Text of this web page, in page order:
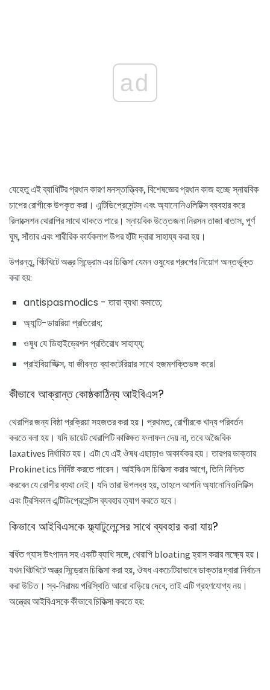
ad
যেহেতু এই ব্যাধিটির প্রধান কারণ মনস্তাত্ত্বিক, বিশেষজ্ঞের প্রধান কাজ হচ্ছে স্নায়বিক
চাপের রোগীকে উপকৃত করা। এন্টিডিপ্রেসেন্টস এবং অ্যানোনিওলিটিক্স ব্যবহার করে
রিলাক্সেশন থেরাপির সাথে থাকতে পারে। স্নায়বিক উত্তেজনা নিরসন তাজা বাতাস, পূর্ণ
ঘুম, সাঁতার এবং শারীরিক কার্যকলাপ উপর হাঁটা দ্বারা সাহায্য করা হয়।
উপরন্তু, খিটখিটে অন্ত্র সিন্ড্রোম এর চিকিত্সা যেমন ওষুধের গ্রুপের নিয়োগ অন্তর্ভুক্ত
করা হয়:
antispasmodics - তারা ব্যথা কমাতে;
অ্যান্টি-ডায়রিয়া প্রতিরোধ;
ওষুধ যে ডিহাইড্রেশন প্রতিরোধ সাহায্য;
প্রাইবিয়ায়্টিক্স, যা জীবন্ত ব্যাকটেরিয়ার সাথে হজমশক্তিভঙ্গ করে।
কীভাবে আক্রান্ত কোষ্ঠকাঠিন্য আইবিএস?
থেরাপির জন্য বিষ্ঠা প্রক্রিয়া সহজতর করা হয়। প্রথমত, রোগীরকে খাদ্য পরিবর্তন
করতে বলা হয়। যদি ডায়েট থেরাপিটি কাঙ্ক্ষিত ফলাফল দেয় না, তবে অজৈবিক
laxatives নির্ধারিত হয়। এটা যে এই ঔষধ এছাড়াও অকার্যকর হয়। তারপর ডাক্তার
Prokinetics নির্দিষ্ট করতে পারেন। আইবিএস চিকিত্সা করার আগে, তিনি নিশ্চিত
করবেন যে রোগীর ব্যথা নেই। যদি তারা উপলব্ধ হয়, তাহলে আপনি অ্যানোনিওলিটিক্স
এবং ট্রিসিকাল এন্টিডিপ্রেসেন্টস ব্যবহার ত্যাগ করতে হবে।
কিভাবে আইবিএসকে ফ্ল্যাটুলেন্সের সাথে ব্যবহার করা যায়?
বর্ধিত গ্যাস উৎপাদন সহ একটি ব্যাধি সঙ্গে, থেরাপি bloating হ্রাস করার লক্ষ্যে হয়।
যখন খিটখিটে অন্ত্র সিন্ড্রোম চিকিত্সা করা হয়, ঔষধ একচেটিয়াভাবে ডাক্তার দ্বারা নির্বাচন
করা উচিত। স্ব-নিরাময় পরিস্থিতি আরো বাড়িয়ে দেবে, তাই এটি গ্রহণযোগ্য নয়।
অন্ত্রের আইবিএসকে কীভাবে চিকিত্সা করতে হয়: